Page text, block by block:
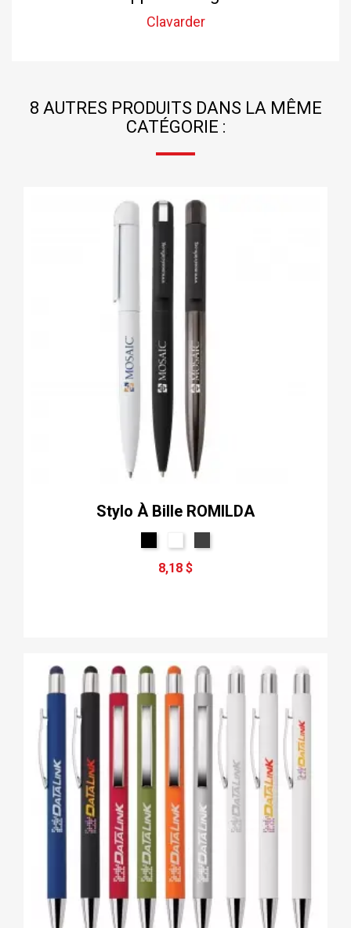
Clavarder
8 AUTRES PRODUITS DANS LA MÊME
CATÉGORIE :
Stylo À Bille ROMILDA
8,18 $